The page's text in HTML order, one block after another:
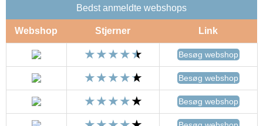
Bedst anmeldte webshops
Webshop Stjerner Link
Besøg webshop
Besøg webshop
Besøg webshop